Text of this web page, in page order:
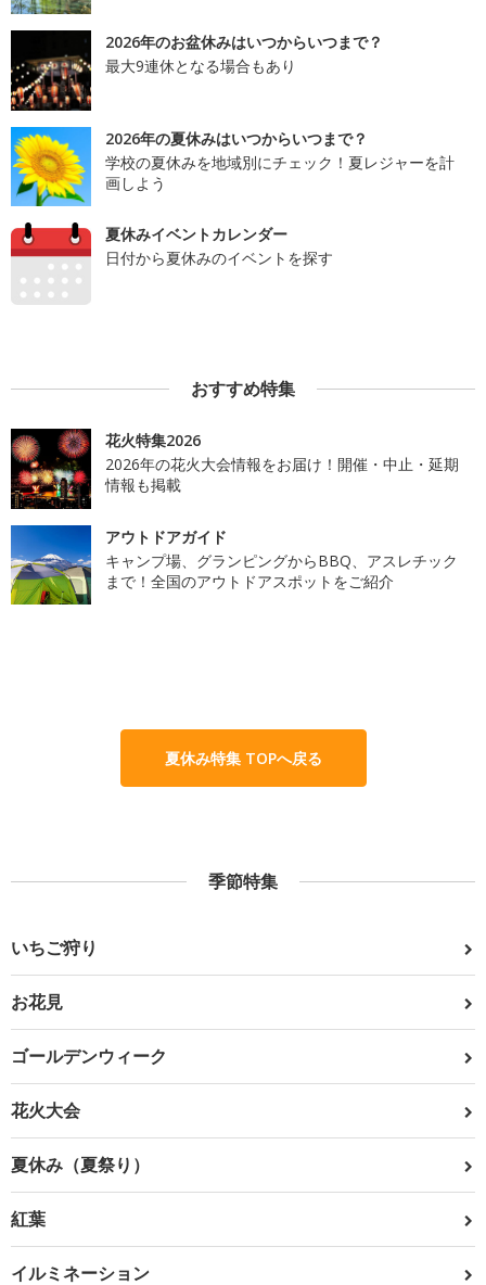
2026年のお盆休みはいつからいつまで？
最大9連休となる場合もあり
2026年の夏休みはいつからいつまで？
学校の夏休みを地域別にチェック！夏レジャーを計
画しよう
夏休みイベントカレンダー
日付から夏休みのイベントを探す
おすすめ特集
花火特集2026
2026年の花火大会情報をお届け！開催・中止・延期
情報も掲載
アウトドアガイド
キャンプ場、グランピングからBBQ、アスレチック
まで！全国のアウトドアスポットをご紹介
夏休み特集 TOPへ戻る
季節特集
いちご狩り
お花見
ゴールデンウィーク
花火大会
夏休み（夏祭り）
紅葉
イルミネーション